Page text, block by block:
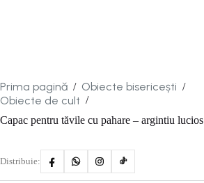
Prima pagină / Obiecte bisericești /
Obiecte de cult /
Capac pentru tăvile cu pahare – argintiu lucios
Distribuie: